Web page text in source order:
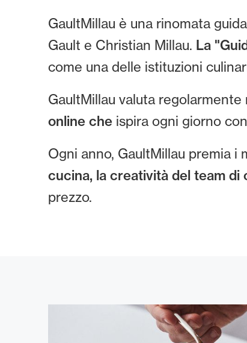
GaultMillau è una rinomata
Gault e Christian Millau. La
come una delle istituzioni
GaultMillau valuta
online che ispira ogni giorno
Ogni anno, GaultMillau premia
cucina, la creatività del team di
prezzo.